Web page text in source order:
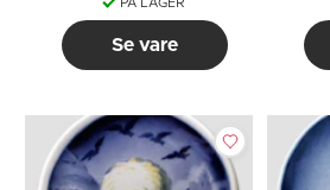
PÅ LAGER
Se vare